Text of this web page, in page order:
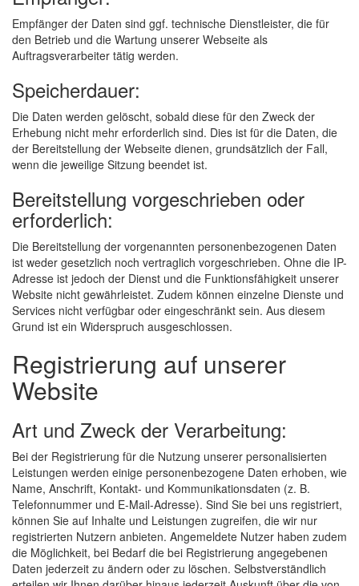
Empfänger der Daten sind ggf. technische Dienstleister, die für
den Betrieb und die Wartung unserer Webseite als
Auftragsverarbeiter tätig werden.
Speicherdauer:
Die Daten werden gelöscht, sobald diese für den Zweck der
Erhebung nicht mehr erforderlich sind. Dies ist für die Daten, die
der Bereitstellung der Webseite dienen, grundsätzlich der Fall,
wenn die jeweilige Sitzung beendet ist.
Bereitstellung vorgeschrieben oder
erforderlich:
Die Bereitstellung der vorgenannten personenbezogenen Daten
ist weder gesetzlich noch vertraglich vorgeschrieben. Ohne die IP-
Adresse ist jedoch der Dienst und die Funktionsfähigkeit unserer
Website nicht gewährleistet. Zudem können einzelne Dienste und
Services nicht verfügbar oder eingeschränkt sein. Aus diesem
Grund ist ein Widerspruch ausgeschlossen.
Registrierung auf unserer
Website
Art und Zweck der Verarbeitung:
Bei der Registrierung für die Nutzung unserer personalisierten
Leistungen werden einige personenbezogene Daten erhoben, wie
Name, Anschrift, Kontakt- und Kommunikationsdaten (z. B.
Telefonnummer und E-Mail-Adresse). Sind Sie bei uns registriert,
können Sie auf Inhalte und Leistungen zugreifen, die wir nur
registrierten Nutzern anbieten. Angemeldete Nutzer haben zudem
die Möglichkeit, bei Bedarf die bei Registrierung angegebenen
Daten jederzeit zu ändern oder zu löschen. Selbstverständlich